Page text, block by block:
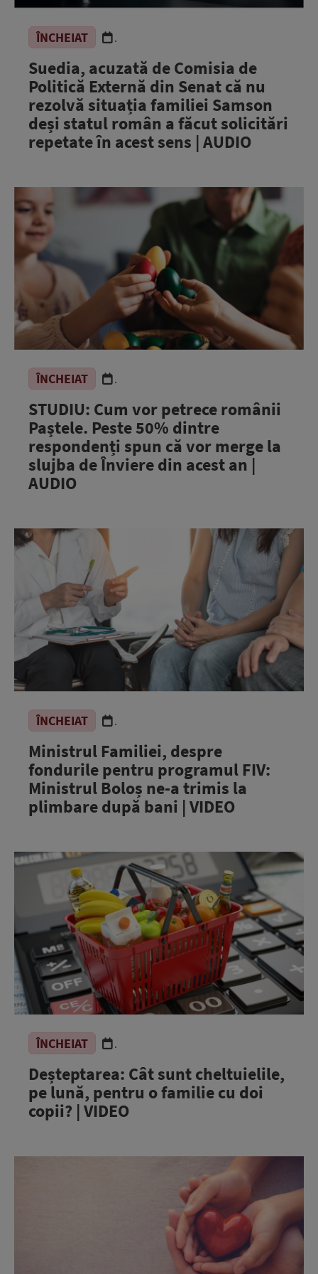
ÎNCHEIAT .
Suedia, acuzată de Comisia de
Politică Externă din Senat că nu
rezolvă situația familiei Samson
deși statul român a făcut solicitări
repetate în acest sens | AUDIO
ÎNCHEIAT .
STUDIU: Cum vor petrece românii
Paștele. Peste 50% dintre
respondenți spun că vor merge la
slujba de Înviere din acest an |
AUDIO
ÎNCHEIAT .
Ministrul Familiei, despre
fondurile pentru programul FIV:
Ministrul Boloș ne-a trimis la
plimbare după bani | VIDEO
ÎNCHEIAT .
Deșteptarea: Cât sunt cheltuielile,
pe lună, pentru o familie cu doi
copii? | VIDEO